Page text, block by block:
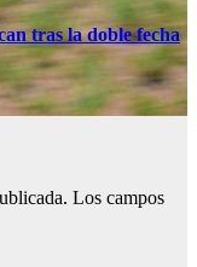
tras la doble fecha
Los campos